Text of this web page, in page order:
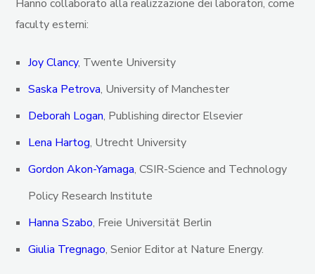
Hanno collaborato alla realizzazione dei laboratori, come
faculty esterni:
Joy Clancy, Twente University
Saska Petrova, University of Manchester
Deborah Logan, Publishing director Elsevier
Lena Hartog, Utrecht University
Gordon Akon-Yamaga, CSIR-Science and Technology
Policy Research Institute
Hanna Szabo, Freie Universität Berlin
Giulia Tregnago, Senior Editor at Nature Energy.